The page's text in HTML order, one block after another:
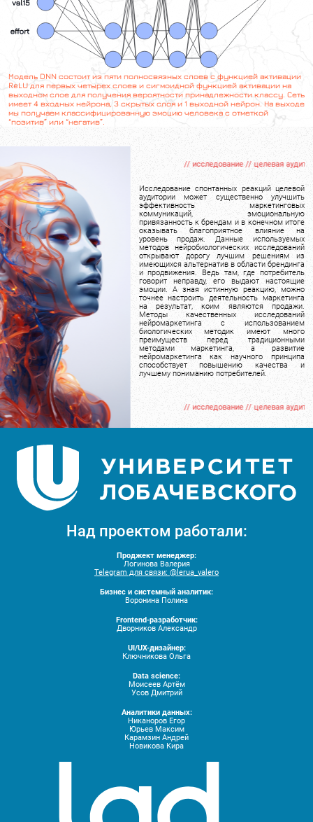
Модель DNN состоит из пяти полносвязных слоев с функцией активации
ReLU для первых четырех слоев и сигмоидной функцией активации на
выходном слое для получения вероятности принадлежности классу. Сеть
имеет 4 входных нейрона, 3 скрытых слоя и 1 выходной нейрон. На выходе
мы получаем классифицированную эмоцию человека с отметкой
“позитив” или “негатив”.
// исследование // целевая аудитория //
Исследование спонтанных реакций целевой
аудитории может существенно улучшить
эффективность маркетинговых
коммуникаций, эмоциональную
привязанность к брендам и в конечном итоге
оказывать благоприятное влияние на
уровень продаж. Данные используемых
методов нейробиологических исследований
открывают дорогу лучшим решениям из
имеющихся альтернатив в области брендинга
и продвижения. Ведь там, где потребитель
говорит неправду, его выдают настоящие
эмоции. А зная истинную реакцию, можно
точнее настроить деятельность маркетинга
на результат, коим являются продажи.
Методы качественных исследований
нейромаркетинга с использованием
биологических методик имеют много
преимуществ перед традиционными
методами маркетинга, а развитие
нейромаркетинга как научного принципа
способствует повышению качества и
лучшему пониманию потребителей.
// исследование // целевая аудитория //
Над проектом работали:
Проджект менеджер:
Логинова Валерия
Telegram для связи: @lerua_valero
Бизнес и системный аналитик:
Воронина Полина
Frontend-разработчик:
Дворников Александр
UI/UX-дизайнер:
Ключникова Ольга
Data science:
Моисеев Артём
Усов Дмитрий
Аналитики данных:
Никаноров Егор
Юрьев Максим
Карамзин Андрей
Новикова Кира